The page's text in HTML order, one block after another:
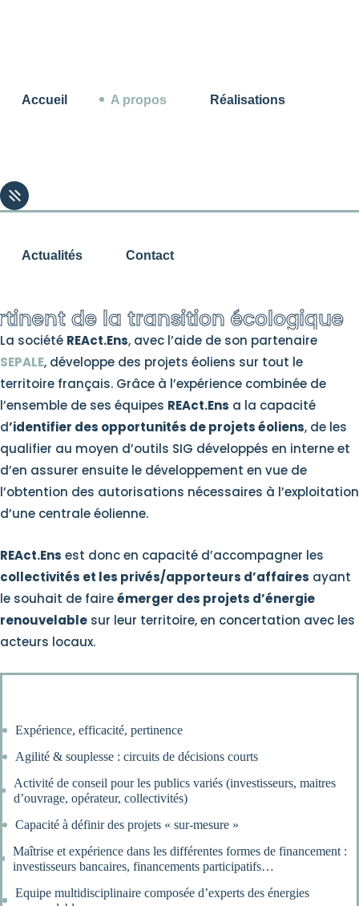
Accueil A propos Réalisations
Actualités Contact
A propos
de la transition écologique
La société REAct.Ens, avec l’aide de son partenaire
SEPALE, développe des projets éoliens sur tout le
territoire français. Grâce à l’expérience combinée de
l’ensemble de ses équipes REAct.Ens a la capacité
d’identifier des opportunités de projets éoliens, de les
qualifier au moyen d’outils SIG développés en interne et
d’en assurer ensuite le développement en vue de
l’obtention des autorisations nécessaires à l’exploitation
d’une centrale éolienne.
REAct.Ens est donc en capacité d’accompagner les
collectivités et les privés/apporteurs d’affaires ayant
le souhait de faireémerger des projets d’énergie
renouvelable sur leur territoire, en concertation avec les
acteurs locaux.
Expérience, efficacité, pertinence
Agilité & souplesse : circuits de décisions courts
Activité de conseil pour les publics variés (investisseurs, maitres
d’ouvrage, opérateur, collectivités)
Capacité à définir des projets « sur-mesure »
Maîtrise et expérience dans les différentes formes de financement :
investisseurs bancaires, financements participatifs…
Equipe multidisciplinaire composée d’experts des énergies